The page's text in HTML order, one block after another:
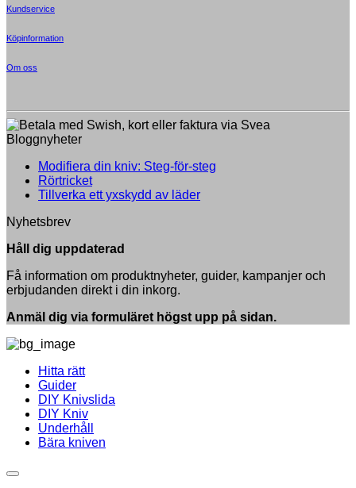
the
page
Kundservice
Köpinformation
Om oss
Bloggnyheter
Modifiera din kniv: Steg-för-steg
steg
RörtricketInga
kommentarer
Tillverka ett yxskydd av läderInga
av
Nyhetsbrev
Håll dig uppdaterad
Få information om produktnyheter, guider, kampanjer och
erbjudanden direkt i din inkorg.
Anmäl dig via formuläret högst upp på sidan.
Hitta rätt
Guider
DIY Knivslida
DIY Kniv
Underhåll
Bära kniven